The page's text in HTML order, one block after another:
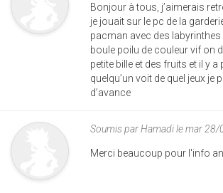
Bonjour à tous, j’aimerais
je jouait sur le pc de la
pacman avec des labyrinthes
boule poilu de couleur vif on
petite bille et des fruits et il y a
quelqu’un voit de quel jeux je
d’avance
Soumis parHamadile mar 28/
Merci beaucoup pour l'info